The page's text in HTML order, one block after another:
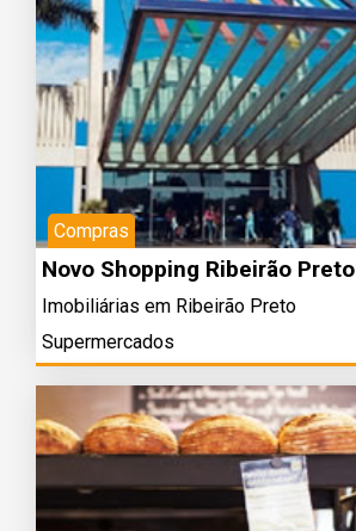
Compras
Novo Shopping Ribeirão Preto
Imobiliárias em Ribeirão Preto
Supermercados